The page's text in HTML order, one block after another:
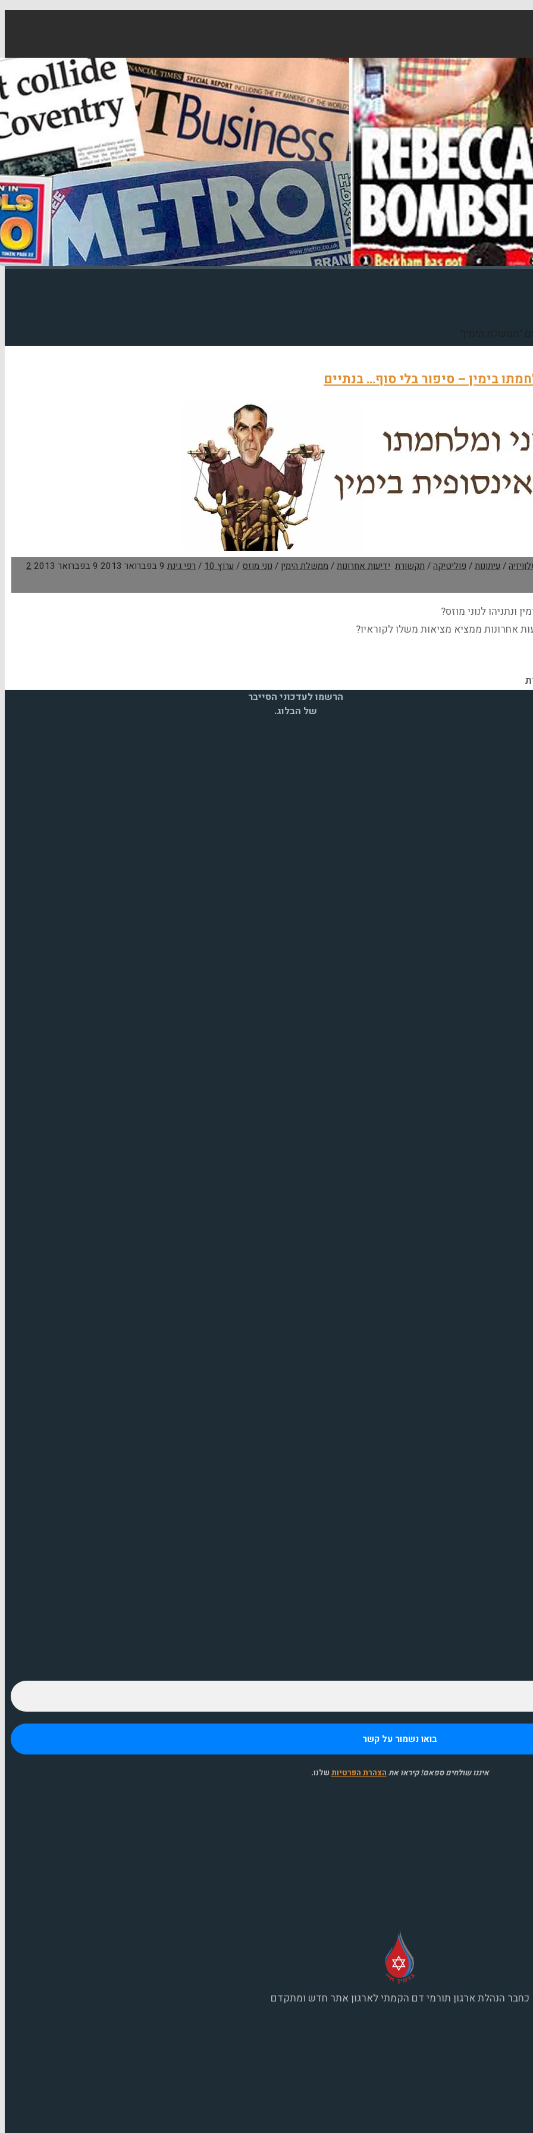
"ממשלת הימין"
בימין – סיפור בלי סוף… בנתיים
/ עיתונות/ פוליטיקה/ תקשורת ידיעות אחרונות/ ממשלת הימין/ נוני מוזס / ערוץ 10 / רפי גינת 9 בפברואר 2013 9 בפברואר 2013
2
ונתניהו לנוני מוזס?
אחרונות ממציא מציאות משלו לקוראיו?
הרשמו לעדכוני הסייבר
של הבלוג.
איננו שולחים ספאם! קיראו את הצהרת הפרטיות שלנו.
כחבר הנהלת ארגון תורמי דם הקמתי לארגון אתר חדש ומתקדם